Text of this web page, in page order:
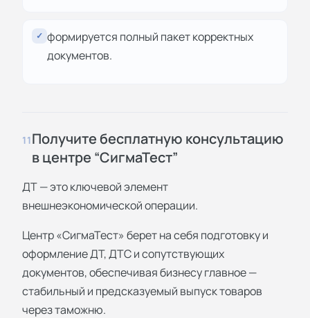
✓ формируется полный пакет корректных
документов.
11Получите бесплатную консультацию
в центре “СигмаТест”
ДТ — это ключевой элемент
внешнеэкономической операции.
Центр «СигмаТест» берет на себя подготовку и
оформление ДТ, ДТС и сопутствующих
документов, обеспечивая бизнесу главное —
стабильный и предсказуемый выпуск товаров
через таможню.